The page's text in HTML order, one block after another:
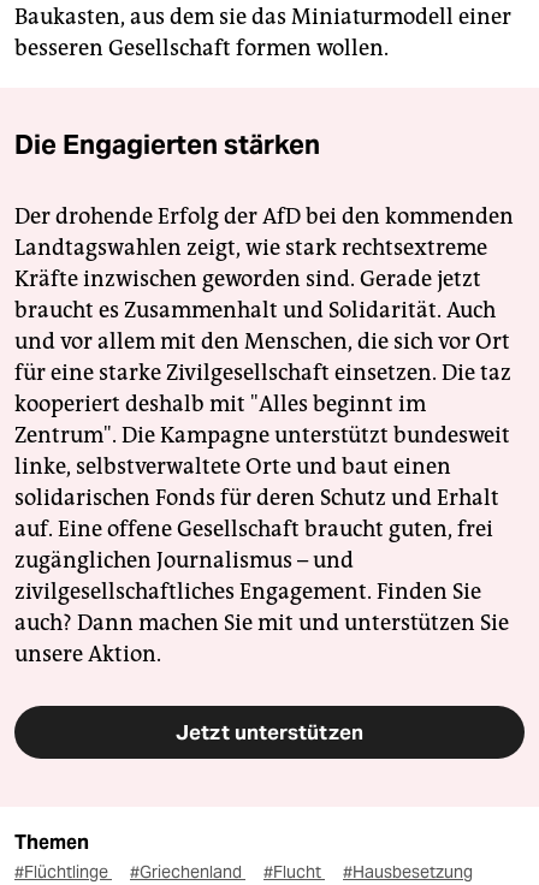
Baukasten, aus dem sie das Miniaturmodell einer
besseren Gesellschaft formen wollen.
Die Engagierten stärken
Der drohende Erfolg der AfD bei den kommenden
Landtagswahlen zeigt, wie stark rechtsextreme
Kräfte inzwischen geworden sind. Gerade jetzt
braucht es Zusammenhalt und Solidarität. Auch
und vor allem mit den Menschen, die sich vor Ort
für eine starke Zivilgesellschaft einsetzen. Die taz
kooperiert deshalb mit "Alles beginnt im
Zentrum". Die Kampagne unterstützt bundesweit
linke, selbstverwaltete Orte und baut einen
solidarischen Fonds für deren Schutz und Erhalt
auf. Eine offene Gesellschaft braucht guten, frei
zugänglichen Journalismus – und
zivilgesellschaftliches Engagement. Finden Sie
auch? Dann machen Sie mit und unterstützen Sie
unsere Aktion.
Jetzt unterstützen
Themen
#Flüchtlinge #Griechenland #Flucht #Hausbesetzung